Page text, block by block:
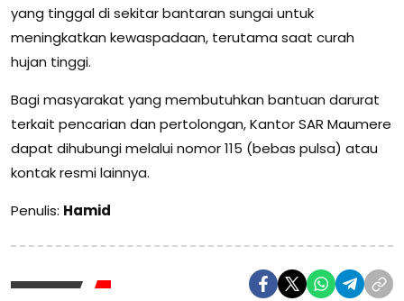
yang tinggal di sekitar bantaran sungai untuk
meningkatkan kewaspadaan, terutama saat curah
hujan tinggi.
Bagi masyarakat yang membutuhkan bantuan darurat
terkait pencarian dan pertolongan, Kantor SAR Maumere
dapat dihubungi melalui nomor 115 (bebas pulsa) atau
kontak resmi lainnya.
Penulis: Hamid